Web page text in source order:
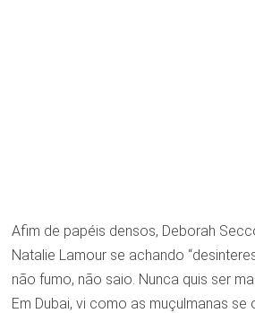
Afim de papéis densos, Deborah
Natalie Lamour se achando
não fumo, não saio. Nunca quis ser
Em Dubai, vi como as muçulmanas se